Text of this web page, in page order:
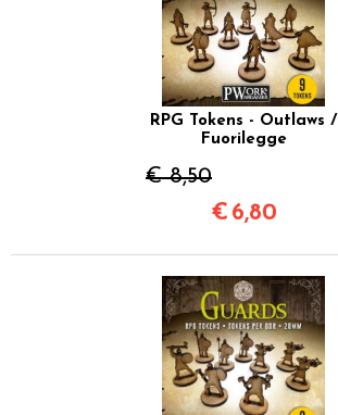
RPG Tokens - Outlaws /
Fuorilegge
€ 8,50
€ 6,80